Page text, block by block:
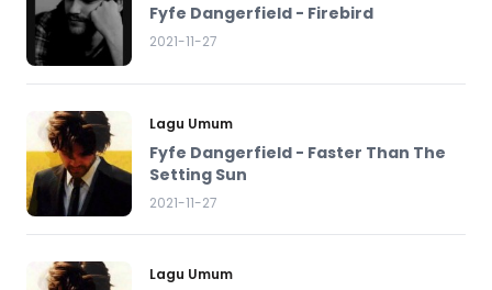
Fyfe Dangerfield - Firebird
2021-11-27
Lagu Umum
Fyfe Dangerfield - Faster Than The
Setting Sun
2021-11-27
Lagu Umum